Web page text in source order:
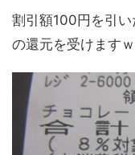
割引額100円を引
の還元を受けますｗ